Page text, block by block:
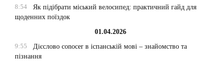
8:54
Як підібрати міський велосипед: практичний гайд для
щоденних поїздок
01.04.2026
9:55
Дієслово conocer в іспанській мові – знайомство та
пізнання